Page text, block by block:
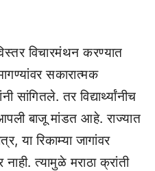
विचारमंथन करण्यात
सकारात्मक
तर विद्यार्थ्यांनीच
बाजू मांडत आहे. राज्यात
या रिकाम्या जागांवर
त्यामुळे मराठा क्रांती